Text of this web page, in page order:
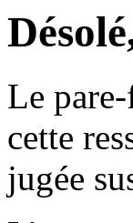
Le
cette
jugée